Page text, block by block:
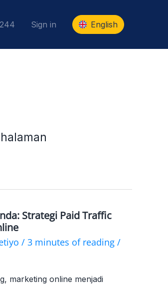
Sign in English
Strategi Paid Traffic
/ 3 minutes of reading /
marketing online menjadi